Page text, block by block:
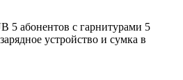
абонентов с гарнитурами 5
устройство и сумка в